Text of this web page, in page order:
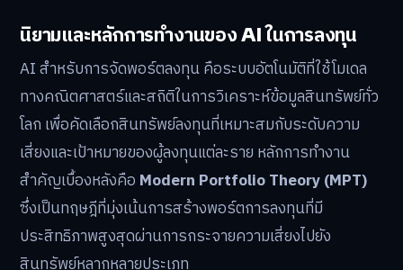
นิยามและหลักการทำงานของ AI ในการลงทุน
AI สำหรับการจัดพอร์ตลงทุน คือระบบอัตโนมัติที่ใช้โมเดล
ทางคณิตศาสตร์และสถิติในการวิเคราะห์ข้อมูลสินทรัพย์ทั่ว
โลก เพื่อคัดเลือกสินทรัพย์ลงทุนที่เหมาะสมกับระดับความ
เสี่ยงและเป้าหมายของผู้ลงทุนแต่ละราย หลักการทำงาน
สำคัญเบื้องหลังคือ Modern Portfolio Theory (MPT)
ซึ่งเป็นทฤษฎีที่มุ่งเน้นการสร้างพอร์ตการลงทุนที่มี
ประสิทธิภาพสูงสุดผ่านการกระจายความเสี่ยงไปยัง
สินทรัพย์หลากหลายประเภท